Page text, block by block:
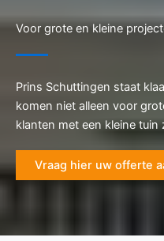
Voor grote en kleine
Prins Schuttingen staat
komen niet alleen voor
klanten met een kleine tuin
Vraag hier uw offerte